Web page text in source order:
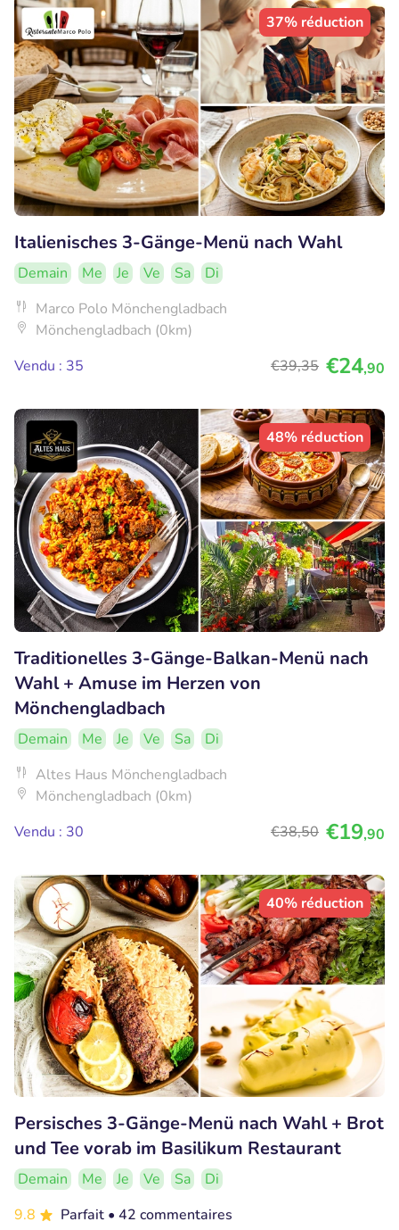
37% réduction
Italienisches 3-Gänge-Menü nach Wahl
Demain Me Je Ve Sa
Di
Marco Polo Mönchengladbach
Mönchengladbach (0km)
Vendu : 35
€39,35 €24,90
48% réduction
Traditionelles 3-Gänge-Balkan-Menü nach
Wahl + Amuse im Herzen von
Mönchengladbach
Demain Me Je Ve Sa
Di
Altes Haus Mönchengladbach
Mönchengladbach (0km)
Vendu : 30
€38,50 €19,90
40% réduction
Persisches 3-Gänge-Menü nach Wahl + Brot
und Tee vorab im Basilikum Restaurant
Demain Me Je Ve Sa
Di
9.8
Parfait • 42 commentaires